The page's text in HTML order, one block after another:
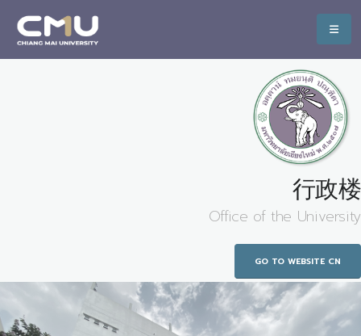
行政楼
Office of the University
GO TO WEBSITE CN